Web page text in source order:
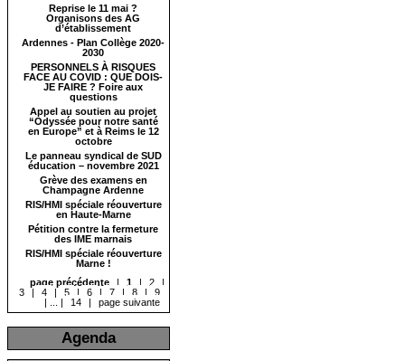
Reprise le 11 mai ?
Organisons des AG
d’établissement
Ardennes - Plan Collège 2020-
2030
PERSONNELS À RISQUES
FACE AU COVID : QUE DOIS-
JE FAIRE ? Foire aux
questions
Appel au soutien au projet
“Odyssée pour notre santé
en Europe” et à Reims le 12
octobre
Le panneau syndical de SUD
éducation – novembre 2021
Grève des examens en
Champagne Ardenne
RIS/HMI spéciale réouverture
en Haute-Marne
Pétition contre la fermeture
des IME marnais
RIS/HMI spéciale réouverture
Marne !
page précédente
| 1 | 2
|
3
| 4 | 5 | 6 | 7 | 8 |
9
|
| 14 | page suivante
Agenda